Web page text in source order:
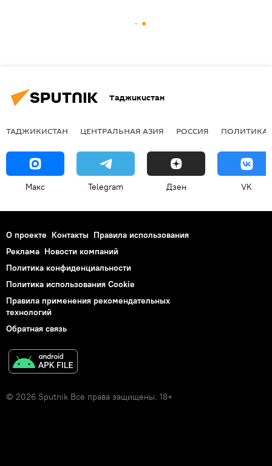
Таджикистан
ТАДЖИКИСТАН ЦЕНТРАЛЬНАЯ АЗИЯ РОССИЯ ПОЛИТИКА
Макс Telegram Дзен VK
О проекте Контакты Правила использования
Реклама Новости компаний
Политика конфиденциальности
Политика использования Cookie
Правила применения рекомендательных
технологий
Обратная связь
© 2026 Sputnik Все права защищены. 18+